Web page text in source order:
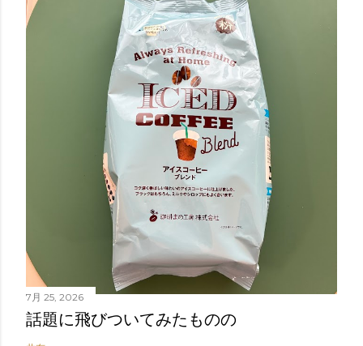
7月 25, 2026
話題に飛びついてみたものの